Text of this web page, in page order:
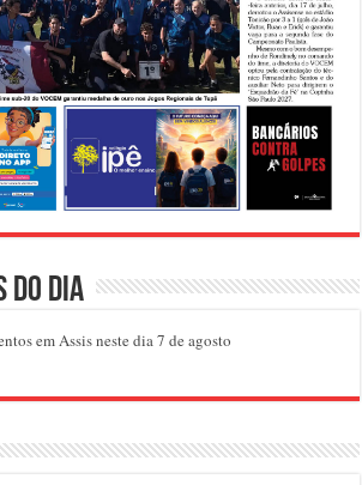
do dia
em Assis neste dia 7 de agosto